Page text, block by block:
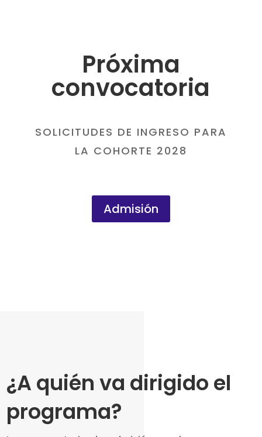
Próxima
convocatoria
SOLICITUDES DE INGRESO PARA
LA COHORTE 2028
Admisión
¿A quién va dirigido el
programa?